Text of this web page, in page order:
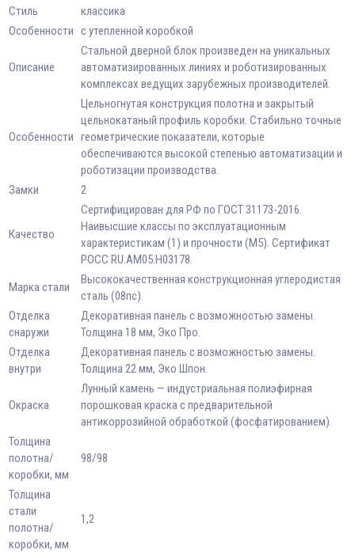
Стиль
классика
Особенности с утепленной коробкой
Описание
Стальной дверной блок произведен на уникальных
автоматизированных линиях и роботизированных
комплексах ведущих зарубежных производителей.
Особенности
Цельногнутая конструкция полотна и закрытый
цельнокатаный профиль коробки. Стабильно точные
геометрические показатели, которые
обеспечиваются высокой степенью автоматизации и
роботизации производства.
Замки
2
Качество
Сертифицирован для РФ по ГОСТ 31173-2016.
Наивысшие классы по эксплуатационным
характеристикам (1) и прочности (М5). Сертификат
POCC RU.AM05.H03178.
Марка стали
Высококачественная конструкционная углеродистая
сталь (08пс).
Отделка
снаружи
Декоративная панель с возможностью замены.
Толщина 18 мм, Эко Про.
Отделка
внутри
Декоративная панель с возможностью замены.
Толщина 22 мм, Эко Шпон.
Окраска
Лунный камень — индустриальная полиэфирная
порошковая краска с предварительной
антикоррозийной обработкой (фосфатированием).
Толщина
полотна/
коробки, мм
98/98
Толщина
стали
полотна/
коробки, мм
1,2